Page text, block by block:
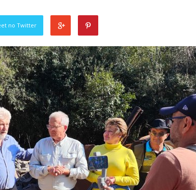
no Twitter